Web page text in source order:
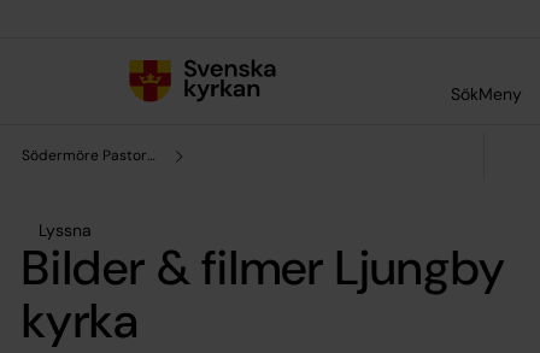
SökMeny
Södermöre Pastorat
Lyssna
Bilder & filmer Ljungby
kyrka